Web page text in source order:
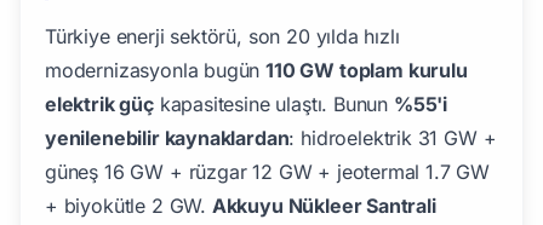
Türkiye enerji sektörü, son 20 yılda hızlı
modernizasyonla bugün110 GW toplam kurulu
elektrik güçkapasitesine ulaştı. Bunun %55'i
yenilenebilir kaynaklardan: hidroelektrik 31 GW +
güneş 16 GW + rüzgar 12 GW + jeotermal 1.7 GW
+ biyokütle 2 GW. Akkuyu Nükleer Santrali